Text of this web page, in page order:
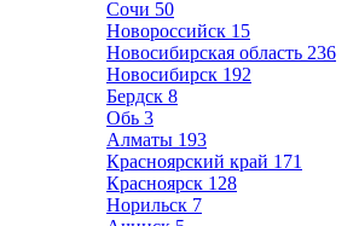
Сочи 50
Новороссийск 15
Новосибирская область 236
Новосибирск 192
Бердск 8
Обь 3
Алматы 193
Красноярский край 171
Красноярск 128
Норильск 7